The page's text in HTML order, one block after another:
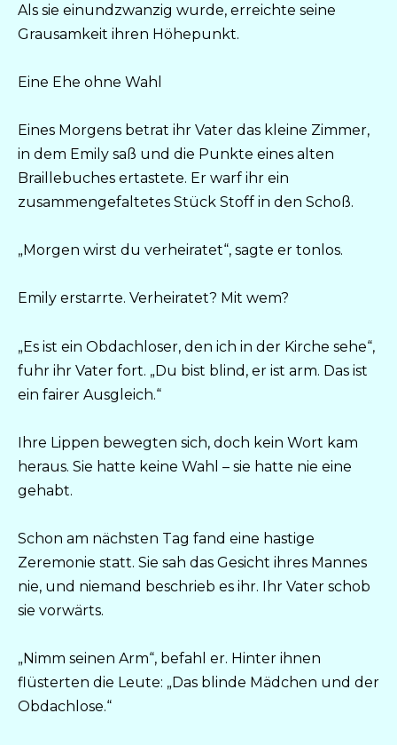
Als sie einundzwanzig wurde, erreichte seine
Grausamkeit ihren Höhepunkt.
Eine Ehe ohne Wahl
Eines Morgens betrat ihr Vater das kleine Zimmer,
in dem Emily saß und die Punkte eines alten
Braillebuches ertastete. Er warf ihr ein
zusammengefaltetes Stück Stoff in den Schoß.
„Morgen wirst du verheiratet“, sagte er tonlos.
Emily erstarrte. Verheiratet? Mit wem?
„Es ist ein Obdachloser, den ich in der Kirche sehe“,
fuhr ihr Vater fort. „Du bist blind, er ist arm. Das ist
ein fairer Ausgleich.“
Ihre Lippen bewegten sich, doch kein Wort kam
heraus. Sie hatte keine Wahl – sie hatte nie eine
gehabt.
Schon am nächsten Tag fand eine hastige
Zeremonie statt. Sie sah das Gesicht ihres Mannes
nie, und niemand beschrieb es ihr. Ihr Vater schob
sie vorwärts.
„Nimm seinen Arm“, befahl er. Hinter ihnen
flüsterten die Leute: „Das blinde Mädchen und der
Obdachlose.“